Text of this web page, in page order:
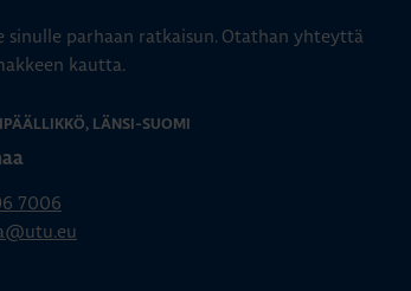
parhaan ratkaisun. Otathan yhteyttä
kautta.
LÄNSI-SUOMI
7006